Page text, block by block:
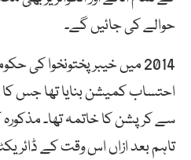
حوالے کی جائیں گے۔
2014 میں خیبرپختونخوا
احتساب کمیشن بنایا تھا جس
سے کرپشن کا خاتمہ تھا۔
تاہم بعد ازاں اس وقت کے